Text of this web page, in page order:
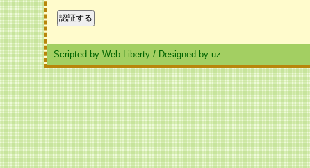
Scripted by Web Liberty / Designed by uz